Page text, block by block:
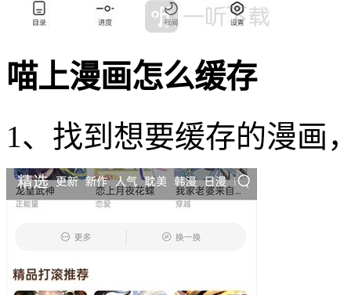
喵上漫画怎么缓存
1、找到想要缓存的漫画